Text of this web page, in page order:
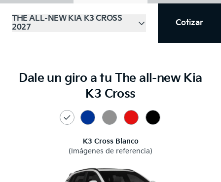
THE ALL-NEW KIA K3 CROSS
2027
Cotizar
Dale un giro a tu The all-new Kia
K3 Cross
BlancoAzul Gris Rojo Negro
K3 Cross Blanco
(Imágenes de referencia)